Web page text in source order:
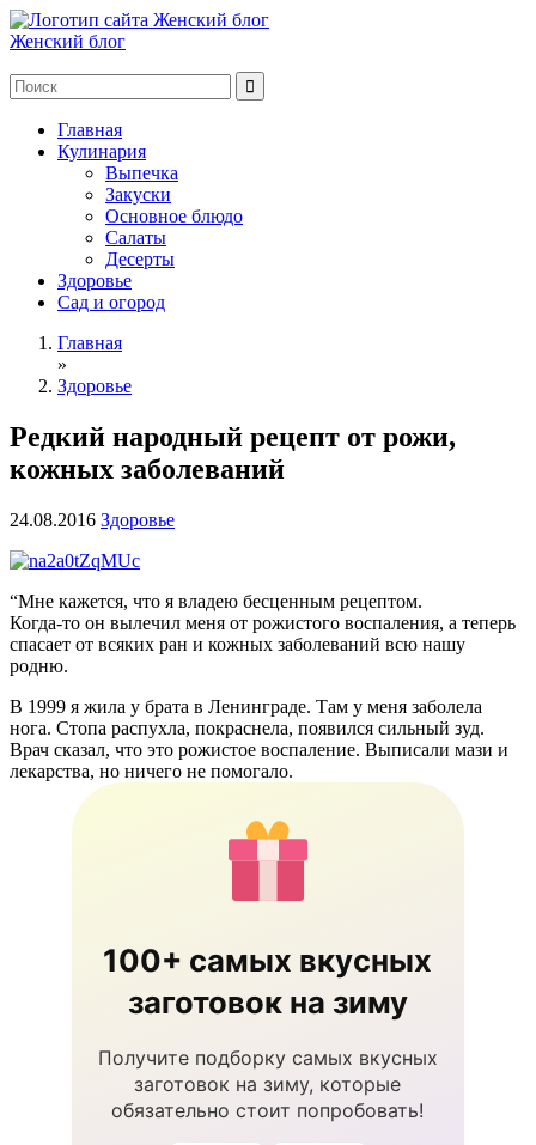
Женский блог
Главная
Кулинария
Выпечка
Закуски
Основное блюдо
Салаты
Десерты
Здоровье
Сад и огород
Главная
»
Здоровье
Редкий народный рецепт от рожи,
кожных заболеваний
24.08.2016 Здоровье
“Мне кажется, что я владею бесценным рецептом.
Когда-то он вылечил меня от рожистого воспаления, а теперь
спасает от всяких ран и кожных заболеваний всю нашу
родню.
В 1999 я жила у брата в Ленинграде. Там у меня заболела
нога. Стопа распухла, покраснела, появился сильный зуд.
Врач сказал, что это рожистое воспаление. Выписали мази и
лекарства, но ничего не помогало.
100+ самых вкусных
заготовок на зиму
Получите подборку самых вкусных
заготовок на зиму, которые
обязательно стоит попробовать!